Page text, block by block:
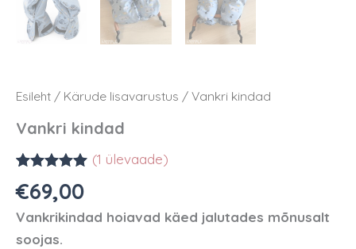
Esileht / Kärude lisavarustus / Vankri kindad
Vankri kindad
5.00/5
kliendi
hinnangu
põhjal
(1 ülevaade)
€69,00
Vankrikindad hoiavad käed jalutades mõnusalt
soojas.